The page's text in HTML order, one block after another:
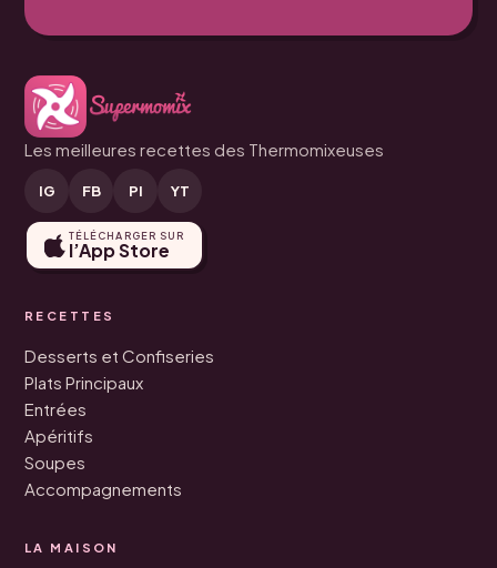
Les meilleures recettes des Thermomixeuses
IG FB PI YT
TÉLÉCHARGER SUR
l’App Store
RECETTES
Desserts et Confiseries
Plats Principaux
Entrées
Apéritifs
Soupes
Accompagnements
LA MAISON